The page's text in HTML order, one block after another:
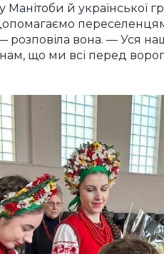
Манітоби й
вона. — Уся
що ми всі перед